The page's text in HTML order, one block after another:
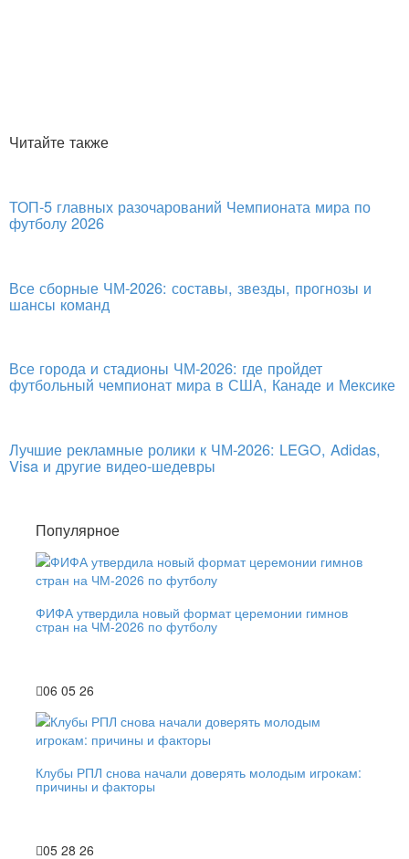
Читайте также
ТОП-5 главных разочарований Чемпионата мира по
футболу 2026
Все сборные ЧМ-2026: составы, звезды, прогнозы и
шансы команд
Все города и стадионы ЧМ-2026: где пройдет
футбольный чемпионат мира в США, Канаде и Мексике
Лучшие рекламные ролики к ЧМ-2026: LEGO, Adidas,
Visa и другие видео-шедевры
Популярное
ФИФА утвердила новый формат церемонии гимнов
стран на ЧМ-2026 по футболу
06 05 26
Клубы РПЛ снова начали доверять молодым игрокам:
причины и факторы
05 28 26